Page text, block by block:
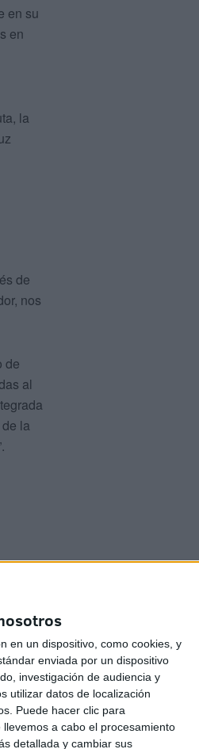
en un dispositivo, como cookies, y
enviada por un dispositivo
investigación de audiencia y
utilizar datos de localización
Puede hacer clic para
a cabo el procesamiento
detallada y cambiar sus
en su
en
la
de
nos
de
al
la